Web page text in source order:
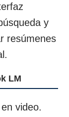
y
resúmenes
LM
video.